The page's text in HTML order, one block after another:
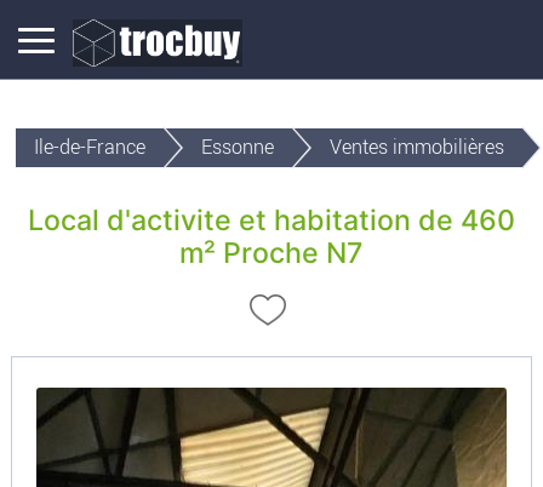
Ile-de-France Essonne Ventes immobilières
Local d'activite et habitation de 460
m² Proche N7